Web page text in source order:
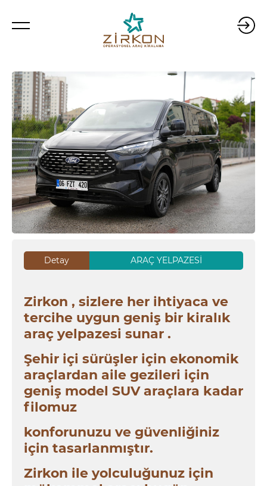
Detay ARAÇ YELPAZESİ
Zirkon , sizlere her ihtiyaca ve
tercihe uygun geniş bir kiralık
araç yelpazesi sunar .
Şehir içi sürüşler için ekonomik
araçlardan aile gezileri için
geniş model SUV araçlara kadar
filomuz
konforunuzu ve güvenliğiniz
için tasarlanmıştır.
Zirkon ile yolculuğunuz için